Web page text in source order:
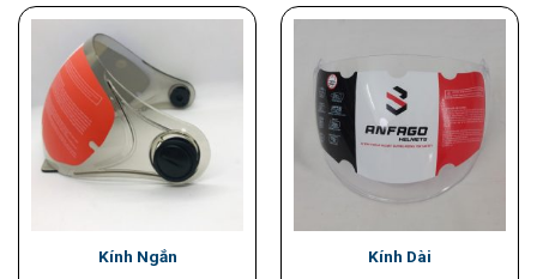
Kính Ngắn Kính Dài